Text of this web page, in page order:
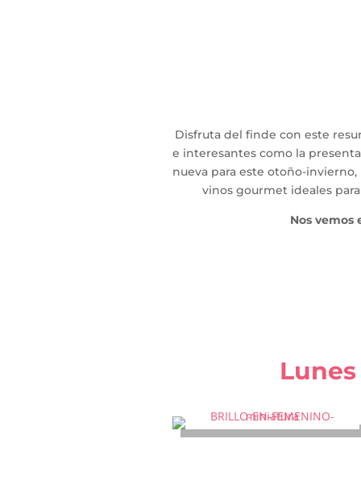
Disfruta del finde con este
e interesantes como la
nueva para este otoño-
vinos gourmet ideales
Nos vemos